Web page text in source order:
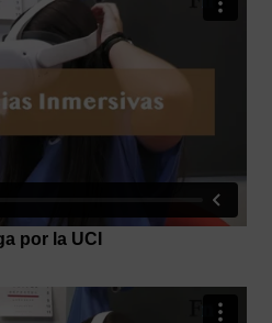
por la UCI